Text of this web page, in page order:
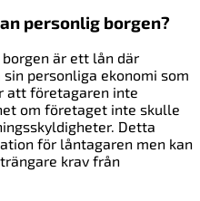
personlig borgen?
är ett lån där
personliga ekonomi som
att företagaren inte
om företaget inte skulle
Detta
för låntagaren men kan
krav från